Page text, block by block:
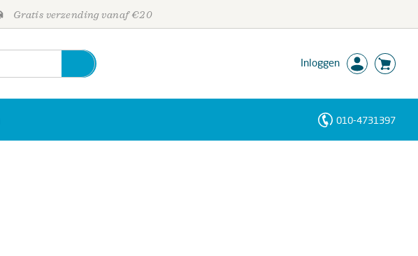
Gratis verzending vanaf €20
Inloggen
010-4731397
Personen